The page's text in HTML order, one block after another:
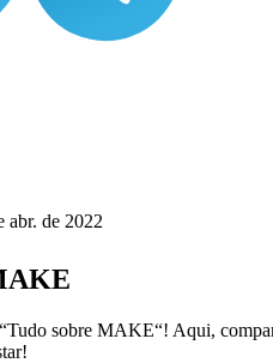
abr. de 2022
sobre MAKE“! Aqui,